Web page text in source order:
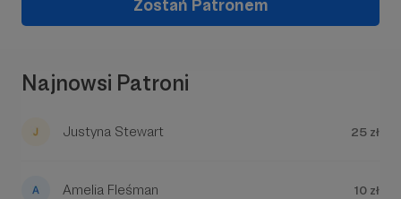
Zostań Patronem
Najnowsi Patroni
Justyna Stewart 25 zł
Amelia Fleśman 10 zł